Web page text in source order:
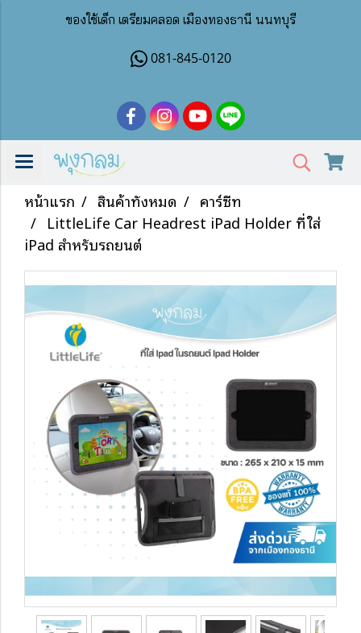
ของใช้เด็ก เตรียมคลอด เมืองทองธานี นนทบุรี
081-845-0120
หน้าแรก สินค้าทั้งหมด
คาร์ซีท
LittleLife Car Headrest iPad Holder ที่ใส่
iPad สำหรับรถยนต์